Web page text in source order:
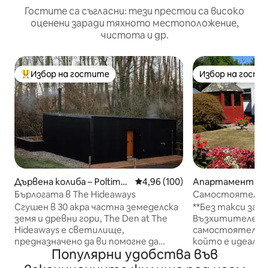
Гостите са съгласни: тези престои са високо
оценени заради тяхното местоположение,
чистота и др.
Най-популярен избор на гостите
Избор на гостите
Дървена колиба – Poltimor
e
Средна оценка: 4,96 от 5,
4,96 (100)
Бърлогата в The Hideaways
Сгушен в 30 акра частна земеделска
земя и древни гори, The Den at The
Hideaways е светилище,
предназначено да ви помогне да
забавите темпото, да дишате
дълбоко и да се свържете отново с
Избор на
Избор на
Апартамент за
Devon
красиви градини
**Без такси за
Възхитителен
който е идеален
Ексмут и
Перфектно
Популярни удобства във